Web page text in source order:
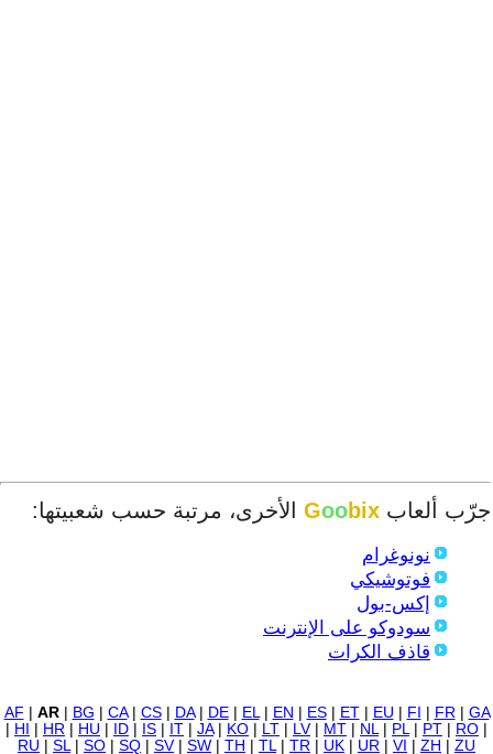
جرّب ألعاب Goobix الأخرى، مرتبة حسب شعبيتها:
نونوغرام
فوتوشيكي
إكس-بول
سودوكو على الإنترنت
قاذف الكرات
AF |AR BG |CA|CS DA| DE EL EN ES ET EU FI FR |GA
HI HR HU ID IS IT |JA KO LT LV MT NL PL PT RO
RU
|SL |SO |SQ |SV |SW |TH |TL |TR |UK |UR |VI |ZH |ZU